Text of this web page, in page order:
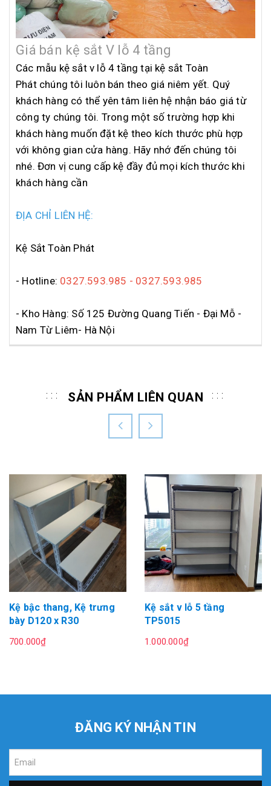
Giá bán kệ sắt V lỗ 4 tầng
Các mẫu kệ sắt v lỗ 4 tầng tại kệ sắt Toàn
Phát chúng tôi luôn bán theo giá niêm yết. Quý
khách hàng có thể yên tâm liên hệ nhận báo giá từ
công ty chúng tôi. Trong một số trường hợp khi
khách hàng muốn đặt kệ theo kích thước phù hợp
với không gian cửa hàng. Hãy nhớ đến chúng tôi
nhé. Đơn vị cung cấp kệ đầy đủ mọi kích thước khi
khách hàng cần
ĐỊA CHỈ LIÊN HỆ:
Kệ Sắt Toàn Phát
- Hotline: 0327.593.985 - 0327.593.985
- Kho Hàng: Số 125 Đường Quang Tiến - Đại Mỗ -
Nam Từ Liêm- Hà Nội
SẢN PHẨM LIÊN QUAN
Kệ bậc thang, Kệ trưng
bày D120 x R30
700.000₫
Kệ sắt v lỗ 5 tầng
TP5015
1.000.000₫
ĐĂNG KÝ NHẬN TIN